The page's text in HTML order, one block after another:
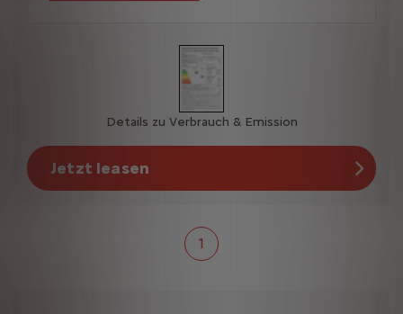
Details zu Verbrauch & Emission
Jetzt leasen
1